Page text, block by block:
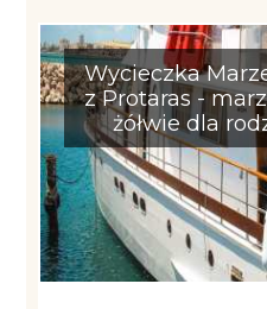
Wycieczka
z Protaras -
żółwie dla